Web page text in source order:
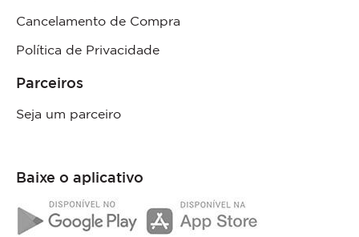
Cancelamento de Compra
Política de Privacidade
Parceiros
Seja um parceiro
Baixe o aplicativo